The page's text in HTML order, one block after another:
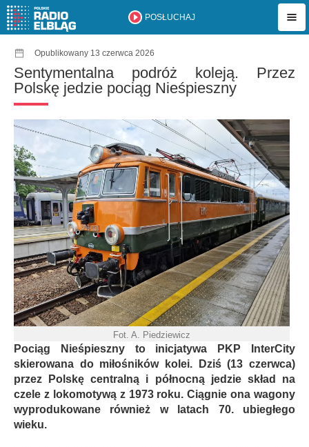
POSŁUCHAJ
Opublikowany 13 czerwca 2026
Sentymentalna podróż koleją. Przez
Polskę jedzie pociąg Nieśpieszny
Fot. A. Piedziewicz
Pociąg Nieśpieszny to inicjatywa PKP InterCity
skierowana do miłośników kolei. Dziś (13 czerwca)
przez Polskę centralną i północną jedzie skład na
czele z lokomotywą z 1973 roku. Ciągnie ona wagony
wyprodukowane również w latach 70. ubiegłego
wieku.